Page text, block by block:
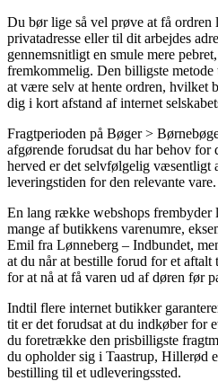
Du bør lige så vel prøve at få ordren
privatadresse eller til dit arbejdes
gennemsnitligt en smule mere
fremkommelig. Den billigste
at være selv at hente ordren, hvilket
dig i kort afstand af internet
Fragtperioden på Bøger >
afgørende forudsat du har behov for
herved er det selvfølgelig væsentligt
leveringstiden for den relevante vare.
En lang række webshops frembyder
mange af butikkens varenumre,
Emil fra Lønneberg – Indbundet,
at du når at bestille forud for et aftalt
for at nå at få varen ud af døren før
Indtil flere internet butikker
tit er det forudsat at du indkøber for
du foretrække den prisbilligste
du opholder sig i Taastrup, Hillerød
bestilling til et udleveringssted.